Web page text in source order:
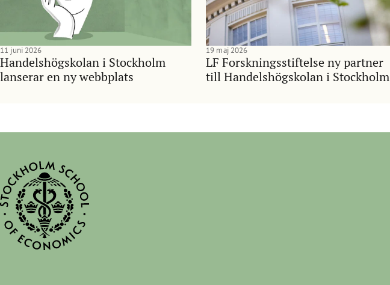
Handelshögskolan i Stockholm
lanserar en ny webbplats
11 juni 2026
LF Forskningsstiftelse ny partner
till Handelshögskolan i Stockholm
19 maj 2026